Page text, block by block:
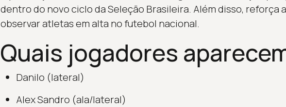
dentro do novo ciclo da Seleção Brasileira. Além disso, reforça
observar atletas em alta no futebol nacional.
Quais jogadores
Danilo (lateral)
Alex Sandro (ala/lateral)